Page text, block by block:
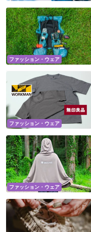
ファッション・ウェア
ファッション・ウェア
ファッション・ウェア